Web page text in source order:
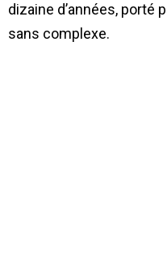
dizaine d’années, porté
sans complexe.